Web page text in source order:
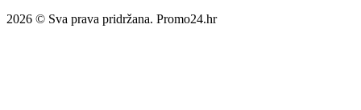
2026 © Sva prava pridržana. Promo24.hr